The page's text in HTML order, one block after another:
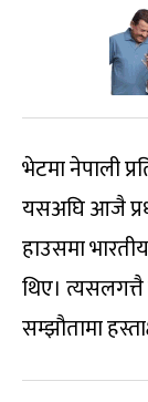
भेटमा नेपाली
यसअघि आजै
हाउसमा
थिए।
सम्झौतामा